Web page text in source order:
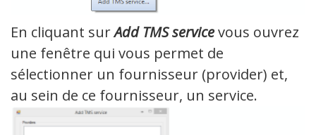
En cliquant surAdd TMS servicevous ouvrez
une fenêtre qui vous permet de
sélectionner un fournisseur (provider) et,
au sein de ce fournisseur, un service.